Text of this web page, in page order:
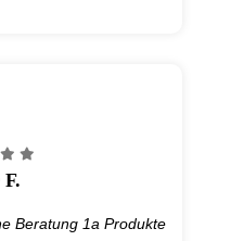
Beratung 1a Produkte